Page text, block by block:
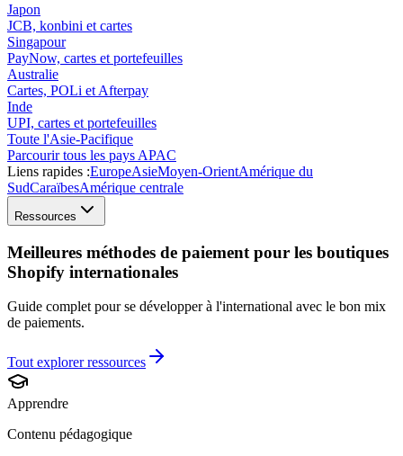
Japon
JCB, konbini et cartes
Singapour
PayNow, cartes et portefeuilles
Australie
Cartes, POLi et Afterpay
Inde
UPI, cartes et portefeuilles
Toute l'Asie-Pacifique
Parcourir tous les pays APAC
Liens rapides :EuropeAsieMoyen-OrientAmérique du
SudCaraïbesAmérique centrale
Ressources
Meilleures méthodes de paiement pour les boutiques
Shopify internationales
Guide complet pour se développer à l'international avec le bon mix
de paiements.
Tout explorer ressources
Apprendre
Contenu pédagogique